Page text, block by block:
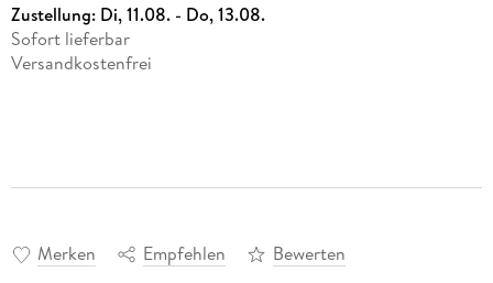
Zustellung: Di, 11.08. - Do, 13.08.
Sofort lieferbar
Versandkostenfrei
Merken Empfehlen Bewerten